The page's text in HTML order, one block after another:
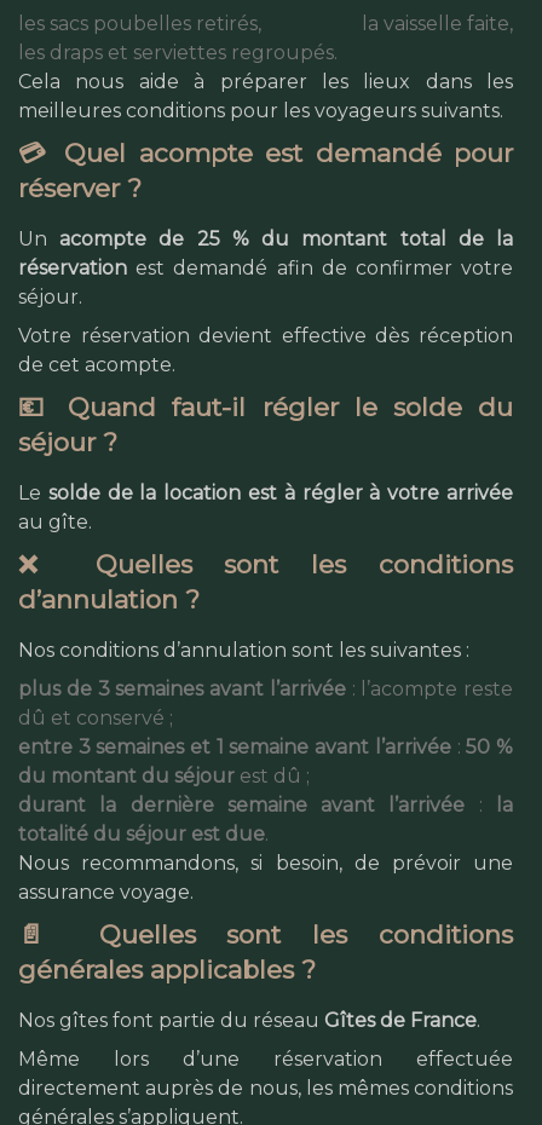
les sacs poubelles retirés,
la vaisselle faite,
les draps et serviettes regroupés.
Cela nous aide à préparer les lieux dans les
meilleures conditions pour les voyageurs suivants.
💳 Quel acompte est demandé pour
réserver ?
Un acompte de 25 % du montant total de la
réservation est demandé afin de confirmer votre
séjour.
Votre réservation devient effective dès réception
de cet acompte.
💶 Quand faut-il régler le solde du
séjour ?
Le solde de la location est à régler à votre arrivée
au gîte.
❌ Quelles sont les conditions
d’annulation ?
Nos conditions d’annulation sont les suivantes :
plus de 3 semaines avant l’arrivée: l’acompte reste
dû et conservé ;
entre 3 semaines et 1 semaine avant l’arrivée:50 %
du montant du séjour est dû ;
durant la dernière semaine avant l’arrivée :
la
totalité du séjour est due.
Nous recommandons, si besoin, de prévoir une
assurance voyage.
📄 Quelles sont les conditions
générales applicables ?
Nos gîtes font partie du réseau Gîtes de France.
Même lors d’une réservation effectuée
directement auprès de nous, les mêmes conditions
générales s’appliquent.